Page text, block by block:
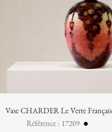
Vase CHARDER Le Verre Français
Référence : 17209